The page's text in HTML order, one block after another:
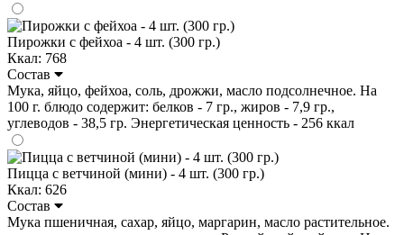
Пирожки с фейхоа - 4 шт. (300 гр.)
Ккал: 768
Состав
Мука, яйцо, фейхоа, соль, дрожжи, масло подсолнечное. На
100 г. блюдо содержит: белков - 7 гр., жиров - 7,9 гр.,
углеводов - 38,5 гр. Энергетическая ценность - 256 ккал
Пицца с ветчиной (мини) - 4 шт. (300 гр.)
Ккал: 626
Состав
Мука пшеничная, сахар, яйцо, маргарин, масло растительное.